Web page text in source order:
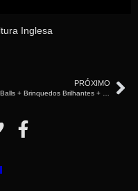
Inglesa
PRÓXIMO